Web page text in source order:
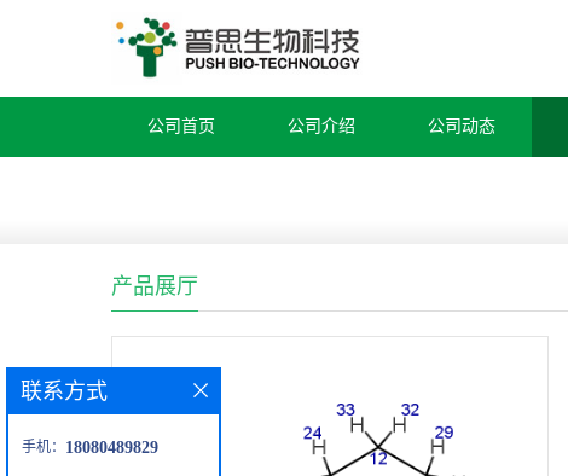
公司首页 公司介绍 公司动态
产品展厅
联系方式
手机： 18080489829